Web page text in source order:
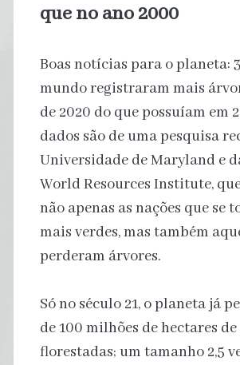
que no ano 2000
Boas notícias para o planeta:
mundo registraram mais
de 2020 do que possuíam em
dados são de uma pesquisa
Universidade de Maryland e
World Resources Institute,
não apenas as nações que se
mais verdes, mas também
perderam árvores.
Só no século 21, o planeta já
de 100 milhões de hectares de
florestadas; um tamanho 2,5